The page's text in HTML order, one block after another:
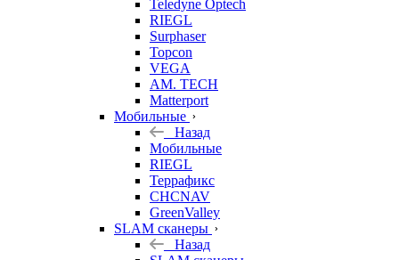
Teledyne Optech
RIEGL
Surphaser
Topcon
VEGA
AM. TECH
Matterport
Мобильные
Назад
Мобильные
RIEGL
Террафикс
CHCNAV
GreenValley
SLAM сканеры
Назад